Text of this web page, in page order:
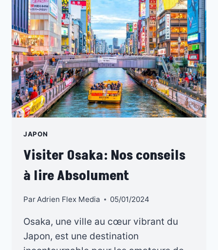
MÉCONNUE
À
VISITER
JAPON
Visiter Osaka: Nos conseils
à lire Absolument
ParAdrien Flex Media 05/01/2024
Osaka, une ville au cœur vibrant du
Japon, est une destination